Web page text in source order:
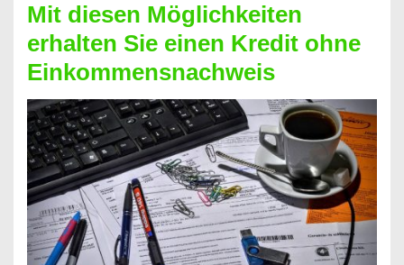
Mit diesen Möglichkeiten
erhalten Sie einen Kredit ohne
Einkommensnachweis